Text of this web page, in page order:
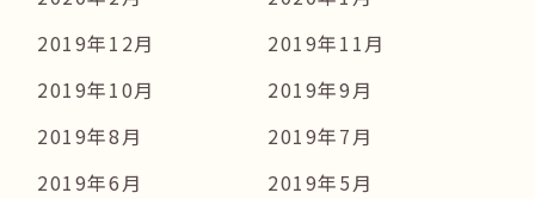
2019年12月
2019年11月
2019年10月
2019年9月
2019年8月
2019年7月
2019年6月
2019年5月